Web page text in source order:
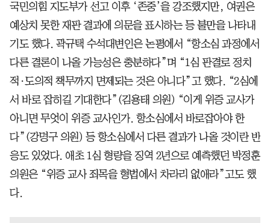
국민의힘 지도부가 선고 이후 ‘존중’을 강조했지만, 여권은
예상치 못한 재판 결과에 의문을 표시하는 등 불만을 나타내
기도 했다. 곽규택 수석대변인은 논평에서 “항소심 과정에서
다른 결론이 나올 가능성은 충분하다”며 “1심 판결로 정치
적·도의적 책무까지 면제되는 것은 아니다”고 했다. “2심에
서 바로 잡히길 기대한다”(김용태 의원) “이게 위증 교사가
아니면 무엇이 위증 교사인가. 항소심에서 바로잡아야 한
다”(강명구 의원) 등 항소심에서 다른 결과가 나올 것이란 반
응도 있었다. 애초 1심 형량을 징역 2년으로 예측했던 박정훈
의원은 “위증 교사 죄목을 형법에서 차라리 없애라”고도 했
다.